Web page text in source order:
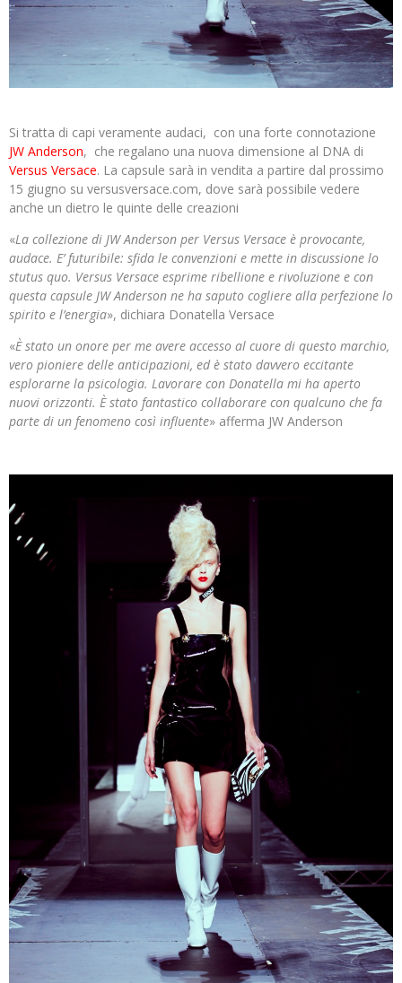
Si tratta di capi veramente audaci, con una forte connotazione
JW Anderson, che regalano una nuova dimensione al DNA di
Versus Versace. La capsule sarà in vendita a partire dal prossimo
15 giugno su versusversace.com, dove sarà possibile vedere
anche un dietro le quinte delle creazioni
«La collezione di JW Anderson per Versus Versace è provocante,
audace. E’ futuribile: sfida le convenzioni e mette in discussione lo
stutus quo. Versus Versace esprime ribellione e rivoluzione e con
questa capsule JW Anderson ne ha saputo cogliere alla perfezione lo
spirito e l’energia», dichiara Donatella Versace
«È stato un onore per me avere accesso al cuore di questo marchio,
vero pioniere delle anticipazioni, ed è stato davvero eccitante
esplorarne la psicologia. Lavorare con Donatella mi ha aperto
nuovi orizzonti. È stato fantastico collaborare con qualcuno che fa
parte di un fenomeno così influente» afferma JW Anderson